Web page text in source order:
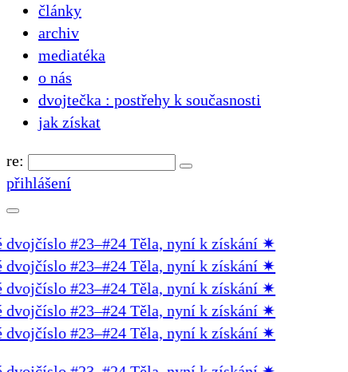
články
archiv
mediatéka
o nás
dvojtečka : postřehy k současnosti
jak získat
re:
přihlášení
#23–#24 Těla, nyní k získání✷
#23–#24 Těla, nyní k získání✷
#23–#24 Těla, nyní k získání✷
#23–#24 Těla, nyní k získání✷
#23–#24 Těla, nyní k získání✷